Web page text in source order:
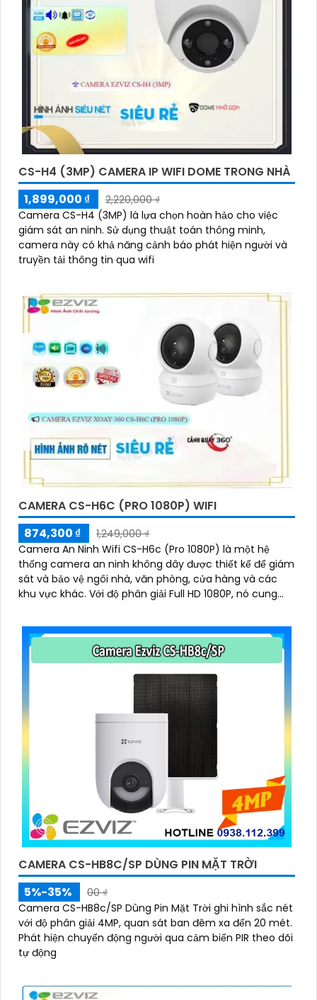
CS-H4 (3MP) CAMERA IP WIFI DOME TRONG NHÀ
1,899,000 ₫
2,220,000 ₫
Camera CS-H4 (3MP) là lựa chọn hoàn hảo cho việc
giám sát an ninh. Sử dụng thuật toán thông minh,
camera này có khả năng cảnh báo phát hiện người và
truyền tải thông tin qua wifi
CAMERA CS-H6C (PRO 1080P) WIFI
874,300 ₫
1,249,000 ₫
Camera An Ninh Wifi CS-H6c (Pro 1080P) là một hệ
thống camera an ninh không dây được thiết kế để giám
sát và bảo vệ ngôi nhà, văn phòng, cửa hàng và các
khu vực khác. Với độ phân giải Full HD 1080P, nó cung
CAMERA CS-HB8C/SP DÙNG PIN MẶT TRỜI
5%-35%
00 ₫
Camera CS-HB8c/SP Dùng Pin Mặt Trời ghi hình sắc nét
với độ phân giải 4MP, quan sát ban đêm xa đến 20 mét.
Phát hiện chuyển động người qua cảm biến PIR theo dõi
tự động